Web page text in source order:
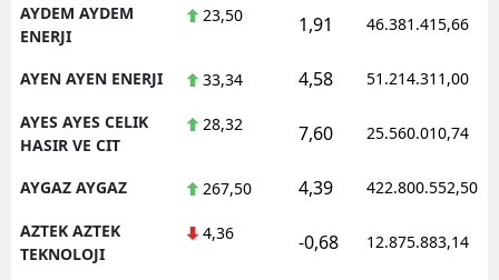
AYDEM AYDEM
ENERJI
23,50 1,91 46.381.415,66
AYEN AYEN ENERJI 33,34 4,58 51.214.311,00
AYES AYES CELIK
HASIR VE CIT
28,32 7,60 25.560.010,74
AYGAZ AYGAZ 267,50 4,39 422.800.552,50
AZTEK AZTEK
TEKNOLOJI
4,36 -0,68 12.875.883,14